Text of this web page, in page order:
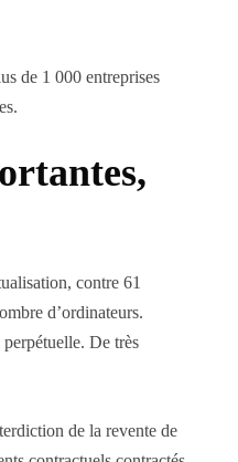
de 1 000 entreprises
contre 61
d’ordinateurs.
perpétuelle. De très
de la revente de